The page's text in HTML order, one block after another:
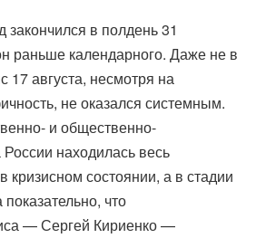
закончился в полдень 31
раньше календарного. Даже не в
17 августа, несмотря на
не оказался системным.
и общественно-
находилась весь
кризисном состоянии, а в стадии
что
— Сергей Кириенко —